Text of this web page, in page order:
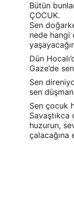
Bütün
ÇOCUK.
Sen
nede hangi
Dün
Gaze’de
Sen
sen
Sen çocuk
huzurun,
çalacağına